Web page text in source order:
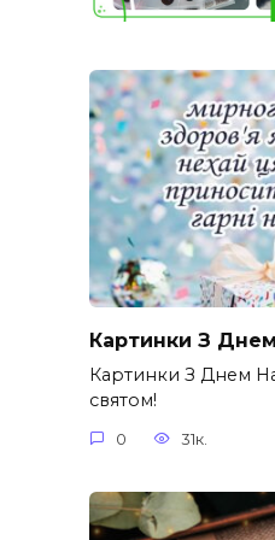
Картинки З
Картинки З Днем
святом!
0 31к.